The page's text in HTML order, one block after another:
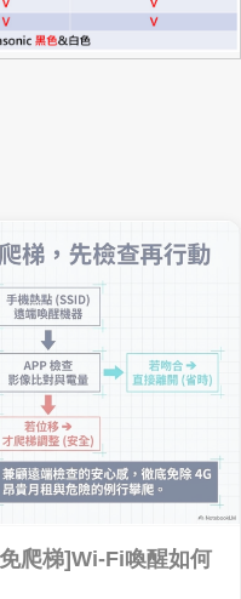
爬梯]Wi-Fi喚醒如何